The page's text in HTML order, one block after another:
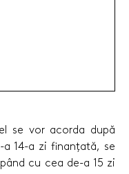
se vor acorda după
14-a zi finanțată, se
cu cea de-a 15 zi